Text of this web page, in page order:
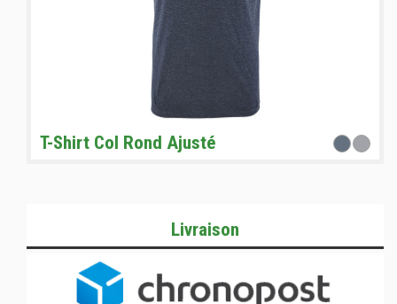
T-Shirt Col Rond Ajusté
Livraison